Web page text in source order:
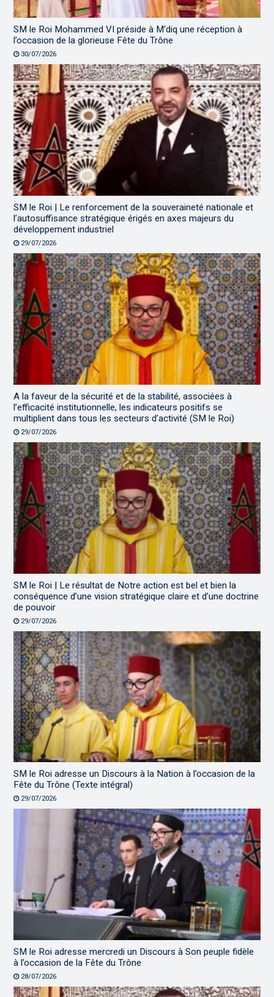
SM le Roi Mohammed VI préside à M’diq une réception à
l’occasion de la glorieuse Fête du Trône
30/07/2026
SM le Roi | Le renforcement de la souveraineté nationale et
l’autosuffisance stratégique érigés en axes majeurs du
développement industriel
29/07/2026
A la faveur de la sécurité et de la stabilité, associées à
l’efficacité institutionnelle, les indicateurs positifs se
multiplient dans tous les secteurs d’activité (SM le Roi)
29/07/2026
SM le Roi | Le résultat de Notre action est bel et bien la
conséquence d’une vision stratégique claire et d’une doctrine
de pouvoir
29/07/2026
SM le Roi adresse un Discours à la Nation à l’occasion de la
Fête du Trône (Texte intégral)
29/07/2026
SM le Roi adresse mercredi un Discours à Son peuple fidèle
à l’occasion de la Fête du Trône
28/07/2026